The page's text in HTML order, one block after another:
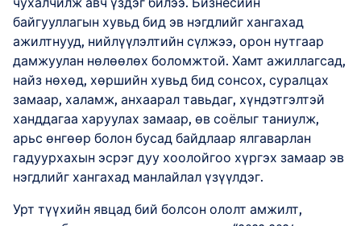
байгууллагын хувьд бид эв нэгдлийг хангахад
ажилтнууд, нийлүүлэлтийн сүлжээ, орон нутгаар
дамжуулан нөлөөлөх боломжтой. Хамт ажиллагсад,
найз нөхөд, хөршийн хувьд бид сонсох, суралцах
замаар, халамж, анхаарал тавьдаг, хүндэтгэлтэй
ханддагаа харуулах замаар, өв соёлыг таниулж,
арьс өнгөөр болон бусад байдлаар ялгаварлан
гадуурхахын эсрэг дуу хоолойгоо хүргэх замаар эв
нэгдлийг хангахад манлайлал үзүүлдэг.
Урт түүхийн явцад бий болсон ололт амжилт,